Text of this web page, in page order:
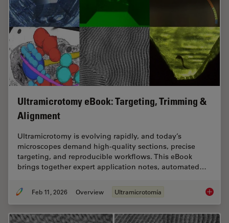
Ultramicrotomy eBook: Targeting, Trimming &
Alignment
Ultramicrotomy is evolving rapidly, and today’s
microscopes demand high‑quality sections, precise
targeting, and reproducible workflows. This eBook
brings together expert application notes, automated…
Feb 11, 2026 Overview Ultramicrotomía